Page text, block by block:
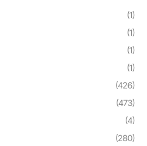
(1)
(1)
(1)
(1)
(426)
(473)
(4)
(280)